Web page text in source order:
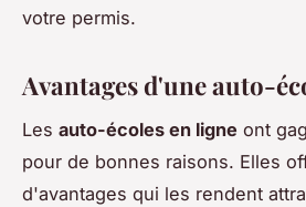
votre permis.
Avantages d'une auto-
Les auto-écoles en ligne ont
pour de bonnes raisons. Elles
d'avantages qui les rendent